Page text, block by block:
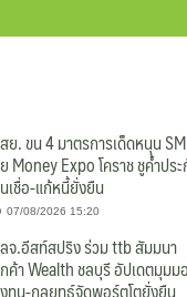
ย. ขน 4 มาตรการเด็ดหนุน
Money Expo โคราช ชูค้ำปร
เชื่อ-แก้หนี้ยั่งยืน
07/08/2026 15:20
จ.อีสท์สปริง ร่วม ttb สัมมนา
ค้า Wealth ชลบุรี อัปเดตมุมม
ทุน-กลยุทธ์จัดพอร์ตโตยั่งยืน